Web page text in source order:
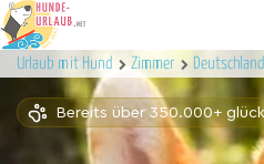
Urlaub mit Hund Zimmer Deutschland
Bereits über 350.000+